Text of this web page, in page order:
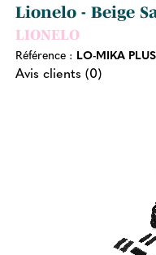
Lionelo - Beige
LIONELO
Référence : LO-MIKA
Avis clients (0)